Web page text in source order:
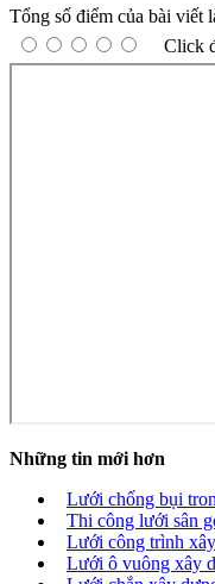
Tổng số điểm của bài viết
Click
Những tin mới hơn
Lưới chống bụi
Thi công lưới sân
Lưới công trình
Lưới ô vuông xây